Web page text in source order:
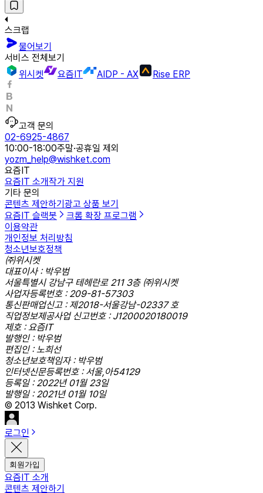
스크랩
물어보기
서비스 전체보기
위시켓
요즘IT AIDP - AX Rise ERP
고객 문의
02-6925-4867
10:00-18:00주말·공휴일 제외
yozm_help@wishket.com
요즘IT
요즘IT 소개작가 지원
기타 문의
콘텐츠 제안하기 광고 상품 보기
요즘IT 슬랙봇
크롬 확장 프로그램
이용약관
개인정보 처리방침
청소년보호정책
㈜위시켓
대표이사 : 박우범
서울특별시 강남구 테헤란로 211 3층 ㈜위시켓
사업자등록번호 : 209-81-57303
통신판매업신고 : 제2018-서울강남-02337 호
직업정보제공사업 신고번호 : J1200020180019
제호 : 요즘IT
발행인 : 박우범
편집인 : 노희선
청소년보호책임자 : 박우범
인터넷신문등록번호 : 서울,아54129
등록일 : 2022년 01월 23일
발행일 : 2021년 01월 10일
© 2013 Wishket Corp.
로그인
회원가입
요즘IT 소개
콘텐츠 제안하기